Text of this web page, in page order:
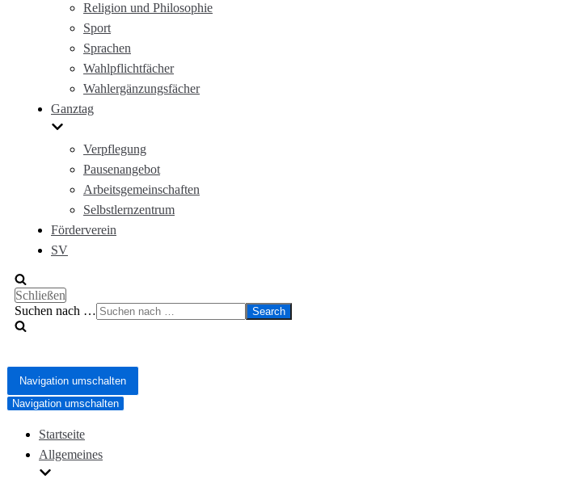
Religion und Philosophie
Sport
Sprachen
Wahlpflichtfächer
Wahlergänzungsfächer
Ganztag
Verpflegung
Pausenangebot
Arbeitsgemeinschaften
Selbstlernzentrum
Förderverein
SV
Schließen
Suchen nach …
Navigation umschalten
Navigation umschalten
Startseite
Allgemeines